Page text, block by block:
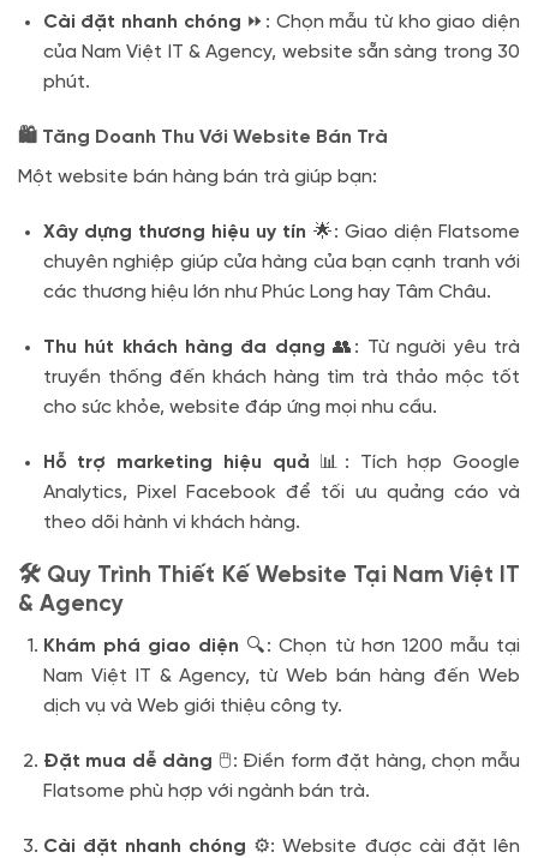
Cài đặt nhanh chóng ⏩: Chọn mẫu từ kho giao diện
của Nam Việt IT & Agency, website sẵn sàng trong 30
phút.
🛍️ Tăng Doanh Thu Với Website Bán Trà
Một website bán hàng bán trà giúp bạn:
Xây dựng thương hiệu uy tín 🌟: Giao diện Flatsome
chuyên nghiệp giúp cửa hàng của bạn cạnh tranh với
các thương hiệu lớn như Phúc Long hay Tâm Châu.
Thu hút khách hàng đa dạng 👥: Từ người yêu trà
truyền thống đến khách hàng tìm trà thảo mộc tốt
cho sức khỏe, website đáp ứng mọi nhu cầu.
Hỗ trợ marketing hiệu quả 📊: Tích hợp Google
Analytics, Pixel Facebook để tối ưu quảng cáo và
theo dõi hành vi khách hàng.
🛠️ Quy Trình Thiết Kế Website Tại Nam Việt IT
& Agency
Khám phá giao diện 🔍: Chọn từ hơn 1200 mẫu tại
Nam Việt IT & Agency, từ Web bán hàng đến Web
dịch vụ và Web giới thiệu công ty.
Đặt mua dễ dàng 🖱️: Điền form đặt hàng, chọn mẫu
Flatsome phù hợp với ngành bán trà.
Cài đặt nhanh chóng ⚙️: Website được cài đặt lên